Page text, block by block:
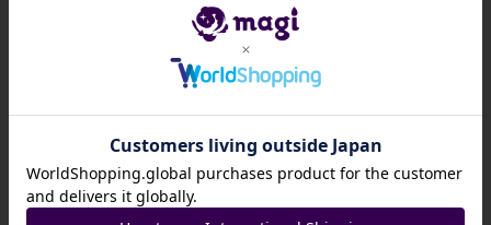
出品数 0
エルフの幻想家 コ
トレストの随員 コ
ファーティリド コ
招待コード
JA9XS8